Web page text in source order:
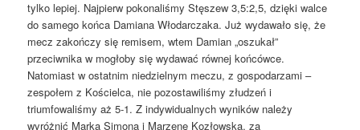
tylko lepiej. Najpierw pokonaliśmy Stęszew 3,5:2,5, dzięki walce
do samego końca Damiana Włodarczaka. Już wydawało się, że
mecz zakończy się remisem, wtem Damian „oszukał”
przeciwnika w mogłoby się wydawać równej końcówce.
Natomiast w ostatnim niedzielnym meczu, z gospodarzami –
zespołem z Kościelca, nie pozostawiliśmy złudzeń i
triumfowaliśmy aż 5-1. Z indywidualnych wyników należy
wyróżnić Marka Simona i Marzenę Kozłowską, za